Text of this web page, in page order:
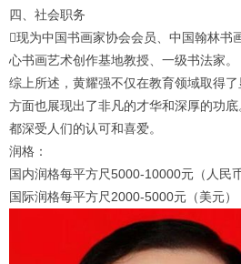
四、社会职务
现为中国书画家协会会员、中国翰林书
心书画艺术创作基地教授、一级书法家。
综上所述，黄耀强不仅在教育领域取得
方面也展现出了非凡的才华和深厚的功
都深受人们的认可和喜爱。
润格：
国内润格每平方尺5000-10000元（人民币
国际润格每平方尺2000-5000元（美元）